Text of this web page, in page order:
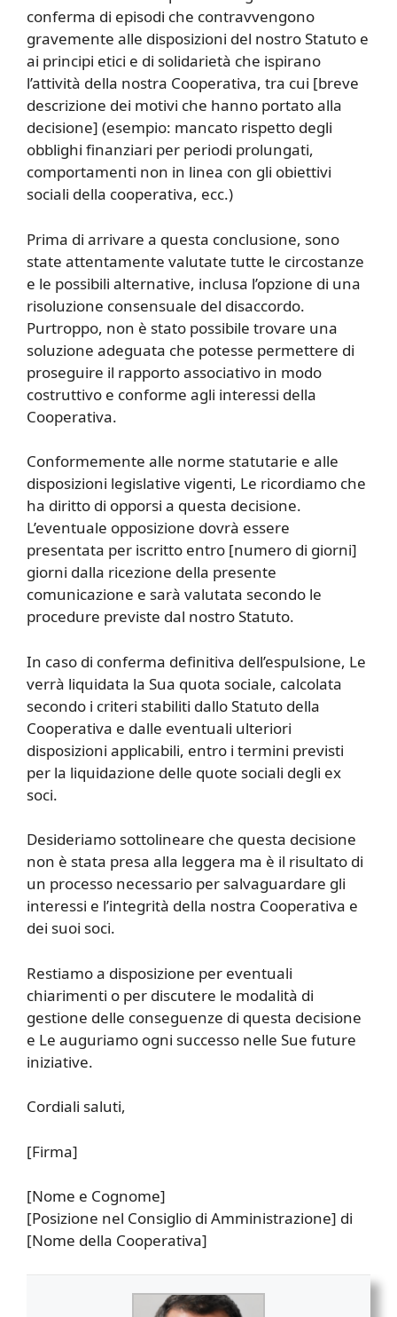
conferma di episodi che contravvengono
gravemente alle disposizioni del nostro Statuto e
ai principi etici e di solidarietà che ispirano
l’attività della nostra Cooperativa, tra cui [breve
descrizione dei motivi che hanno portato alla
decisione] (esempio: mancato rispetto degli
obblighi finanziari per periodi prolungati,
comportamenti non in linea con gli obiettivi
sociali della cooperativa, ecc.)
Prima di arrivare a questa conclusione, sono
state attentamente valutate tutte le circostanze
e le possibili alternative, inclusa l’opzione di una
risoluzione consensuale del disaccordo.
Purtroppo, non è stato possibile trovare una
soluzione adeguata che potesse permettere di
proseguire il rapporto associativo in modo
costruttivo e conforme agli interessi della
Cooperativa.
Conformemente alle norme statutarie e alle
disposizioni legislative vigenti, Le ricordiamo che
ha diritto di opporsi a questa decisione.
L’eventuale opposizione dovrà essere
presentata per iscritto entro [numero di giorni]
giorni dalla ricezione della presente
comunicazione e sarà valutata secondo le
procedure previste dal nostro Statuto.
In caso di conferma definitiva dell’espulsione, Le
verrà liquidata la Sua quota sociale, calcolata
secondo i criteri stabiliti dallo Statuto della
Cooperativa e dalle eventuali ulteriori
disposizioni applicabili, entro i termini previsti
per la liquidazione delle quote sociali degli ex
soci.
Desideriamo sottolineare che questa decisione
non è stata presa alla leggera ma è il risultato di
un processo necessario per salvaguardare gli
interessi e l’integrità della nostra Cooperativa e
dei suoi soci.
Restiamo a disposizione per eventuali
chiarimenti o per discutere le modalità di
gestione delle conseguenze di questa decisione
e Le auguriamo ogni successo nelle Sue future
iniziative.
Cordiali saluti,
[Firma]
[Nome e Cognome]
[Posizione nel Consiglio di Amministrazione] di
[Nome della Cooperativa]